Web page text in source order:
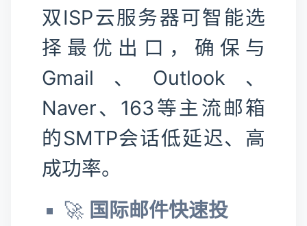
双ISP云服务器可智能选
择最优出口，确保与
Gmail、Outlook、
Naver、163等主流邮箱
的SMTP会话低延迟、高
成功率。
🚀 国际邮件快速投